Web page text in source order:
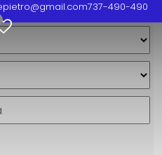
737-490-490